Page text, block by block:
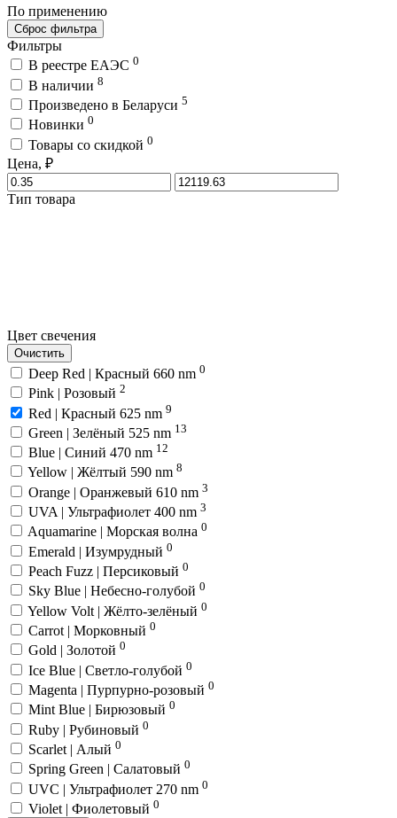
По применению
Сброс фильтра
Фильтры
В реестре ЕАЭС 0
В наличии 8
Произведено в Беларуси 5
Новинки 0
Товары со скидкой 0
Цена, ₽
Тип товара
Цвет свечения
Очистить
Deep Red | Красный 660 nm 0
Pink | Розовый 2
Red | Красный 625 nm 9
Green | Зелёный 525 nm 13
Blue | Синий 470 nm 12
Yellow | Жёлтый 590 nm 8
Orange | Оранжевый 610 nm 3
UVA | Ультрафиолет 400 nm 3
Aquamarine | Морская волна 0
Emerald | Изумрудный 0
Peach Fuzz | Персиковый 0
Sky Blue | Небесно-голубой 0
Yellow Volt | Жёлто-зелёный 0
Carrot | Морковный 0
Gold | Золотой 0
Ice Blue | Светло-голубой 0
Magenta | Пурпурно-розовый 0
Mint Blue | Бирюзовый 0
Ruby | Рубиновый 0
Scarlet | Алый 0
Spring Green | Салатовый 0
UVC | Ультрафиолет 270 nm 0
Violet | Фиолетовый 0